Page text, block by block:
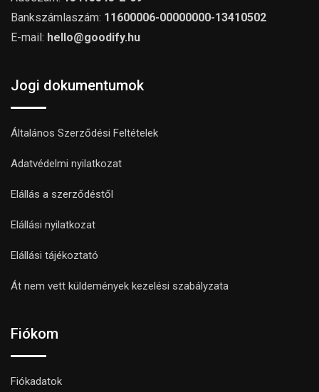
Bankszámlaszám: 11600006-00000000-13410502
E-mail: hello@goodify.hu
Jogi dokumentumok
Általános Szerződési Feltételek
Adatvédelmi nyilatkozat
Elállás a szerződéstől
Elállási nyilatkozat
Elállási tájékoztató
Át nem vett küldemények kezelési szabályzata
Fiókom
Fiókadatok